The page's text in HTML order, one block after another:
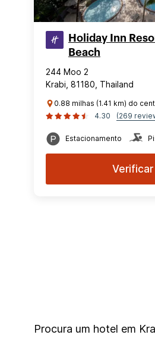
Holiday Inn
Beach
244 Moo 2
Krabi, 81180, Thailand
0.88 milhas (1.41 km) do
4.30
(269
Estacionamento
Procura um hotel em